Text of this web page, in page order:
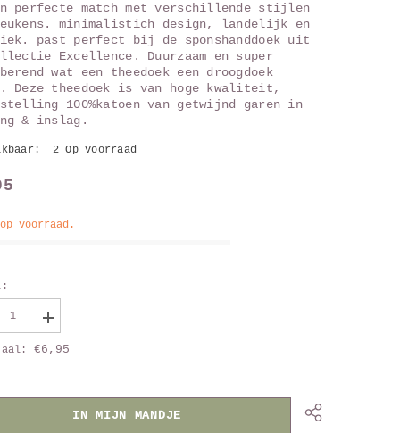
perfecte match met verschillende stijlen
minimalistich design, landelijk en
past perfect bij de sponshanddoek uit
Excellence. Duurzaam en super
wat een theedoek een droogdoek
Deze theedoek is van hoge kwaliteit,
100%katoen van getwijnd garen in
& inslag.
2 Op voorraad
voorraad.
Vergroot
aantal
van
€6,95
IN MIJN MANDJE